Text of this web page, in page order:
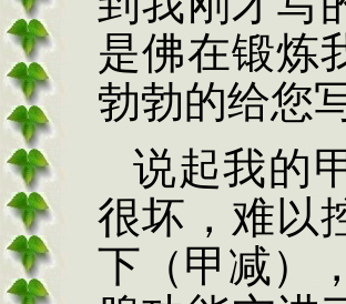
是佛在锻炼
勃勃的给您
说起我的
很坏，难以
下（甲减）